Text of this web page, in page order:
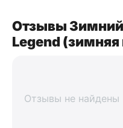
Отзывы Зимний
Legend
Отзывы не найдены